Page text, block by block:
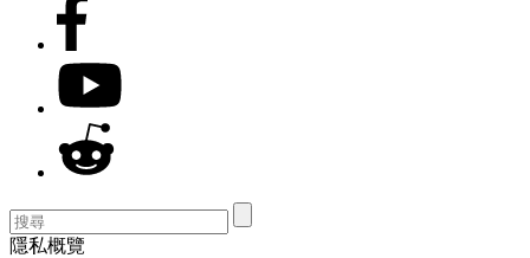
隱私概覽